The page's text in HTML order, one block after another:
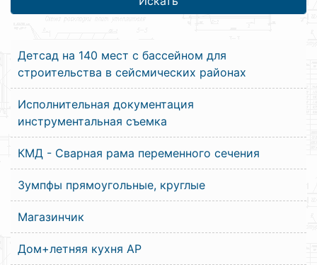
Детсад на 140 мест с бассейном для
строительства в сейсмических районах
Исполнительная документация
инструментальная съемка
КМД - Сварная рама переменного сечения
Зумпфы прямоугольные, круглые
Магазинчик
Дом+летняя кухня АР